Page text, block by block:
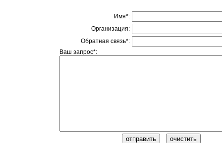
Имя*:
Организация:
Обратная связь*:
Ваш запрос*: